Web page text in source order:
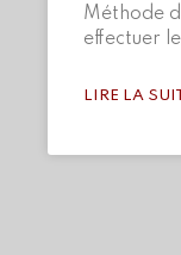
Méthode
effectuer
LIRE LA